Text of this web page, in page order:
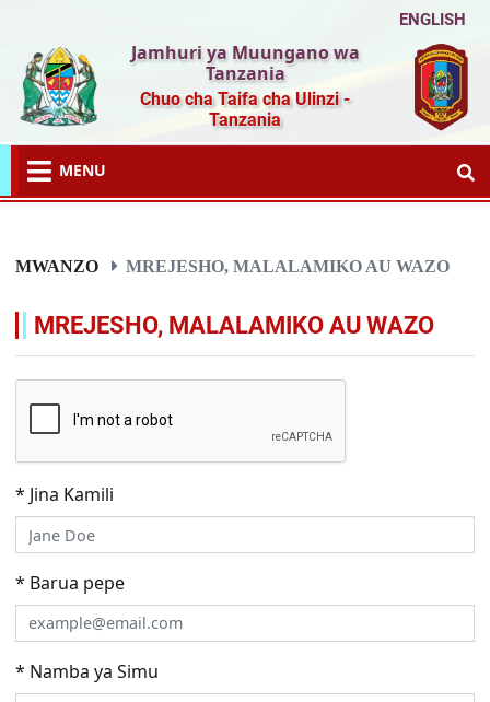
ENGLISH
Jamhuri ya Muungano wa
Tanzania
Chuo cha Taifa cha Ulinzi -
Tanzania
MENU
MWANZO MREJESHO, MALALAMIKO AU WAZO
MREJESHO, MALALAMIKO AU WAZO
* Jina Kamili
* Barua pepe
* Namba ya Simu